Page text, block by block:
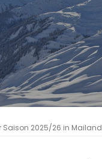
Saison 2025/26 in Mailand